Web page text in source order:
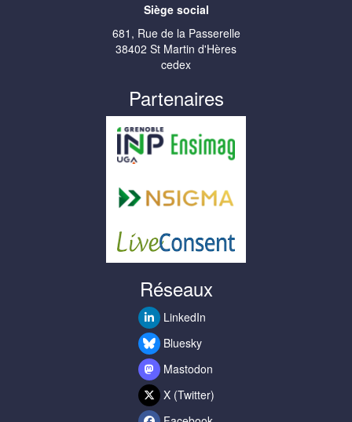
Siège social
681, Rue de la Passerelle
38402 St Martin d'Hères
cedex
Partenaires
Réseaux
LinkedIn
Bluesky
Mastodon
X (Twitter)